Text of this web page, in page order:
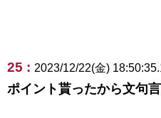
25 : 2023/12/22(金)
ポイント貰ったから文句